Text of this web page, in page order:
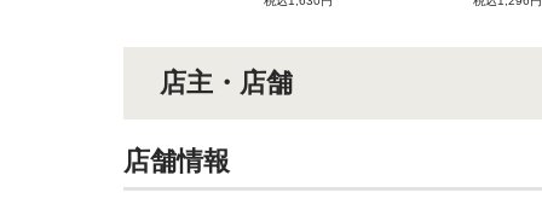
店主・店舗
店舗情報